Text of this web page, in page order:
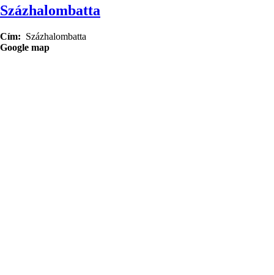
Százhalombatta
Cím
Százhalombatta
Google map